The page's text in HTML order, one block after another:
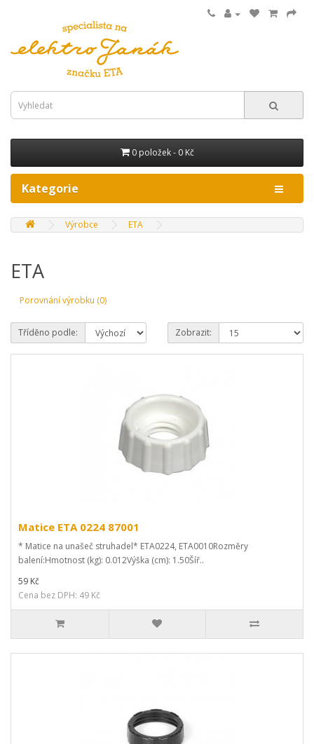
0 položek - 0 Kč
Kategorie
Výrobce ETA
ETA
Porovnání výrobku (0)
Tříděno podle: Zobrazit:
Matice ETA 0224 87001
* Matice na unašeč struhadel* ETA0224, ETA0010Rozměry
balení:Hmotnost (kg): 0.012Výška (cm): 1.50Šíř..
59 Kč
Cena bez DPH: 49 Kč